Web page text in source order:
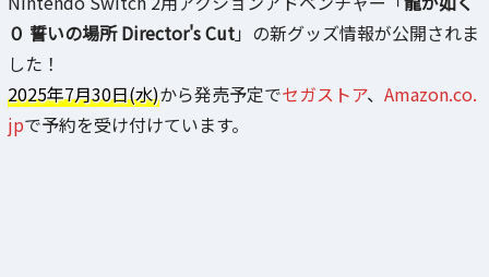
０ 誓いの場所 Director's Cut」の新グッズ情報が公開されま
した！
2025年7月30日(水)から発売予定でセガストア、 Amazon.co.
jpで予約を受け付けています。